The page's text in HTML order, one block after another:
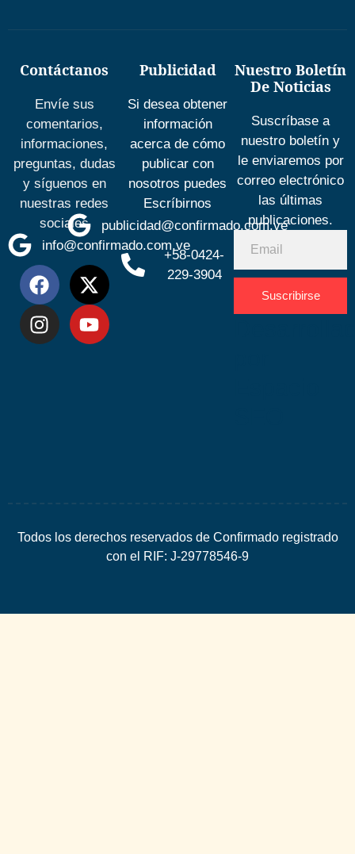
Contáctanos
Envíe sus
comentarios,
informaciones,
preguntas, dudas
y síguenos en
nuestras redes
sociales
info@confirmado.com.ve
Publicidad
Si desea obtener
información
acerca de cómo
publicar con
nosotros puedes
Escríbirnos
publicidad@confirmado.com.ve
+58-0424-
229-3904
Nuestro Boletín
De Noticias
Suscríbase a
nuestro boletín y
le enviaremos por
correo electrónico
las últimas
publicaciones.
Suscribirse
Todos los derechos reservados de Confirmado registrado
con el RIF: J-29778546-9